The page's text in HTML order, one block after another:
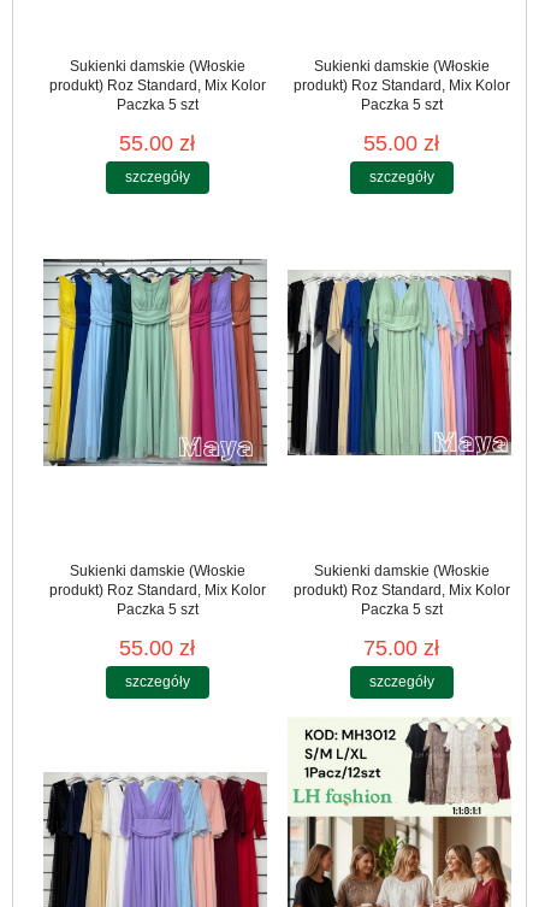
Sukienki damskie (Włoskie
produkt) Roz Standard, Mix Kolor
Paczka 5 szt
55.00 zł
szczegóły
Sukienki damskie (Włoskie
produkt) Roz Standard, Mix Kolor
Paczka 5 szt
55.00 zł
szczegóły
Sukienki damskie (Włoskie
produkt) Roz Standard, Mix Kolor
Paczka 5 szt
55.00 zł
szczegóły
Sukienki damskie (Włoskie
produkt) Roz Standard, Mix Kolor
Paczka 5 szt
75.00 zł
szczegóły